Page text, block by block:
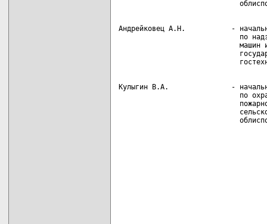
Андрейковец А.Н.           -
по
машин
Кулыгин В.А.               - начальник
по